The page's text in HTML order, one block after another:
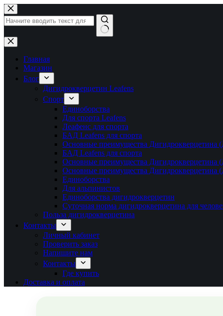
Перейти
к
сути
Ничего
не
найденоГлавная
Магазин
Блог
Дигидрокверцетин Leafens
Спорт
Единоборства
Для спорта Leafens
Леафенс для спорта
БАД Leafens для спорта
Основные преимущества Дигидрокверцетина
БАД Leafens для спорта
Основные преимущества Дигидрокверцетина
Основные преимущества Дигидрокверцетина
Единоборства
Для альпинистов
Единоборства дигидрокверцетин
Суточная норма дигидрокверцетина для
Польза дигидрокверцетина
Контакты
Личный кабинет
Проверить заказ
Напишите нам
Контакты
Где купить
Доставка и оплата